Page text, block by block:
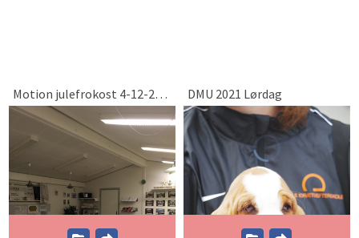
Motion julefrokost 4-12-2017 DMU 2021 Lørdag